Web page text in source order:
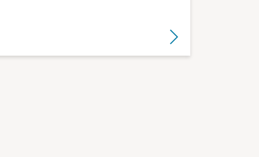
Lire la suite